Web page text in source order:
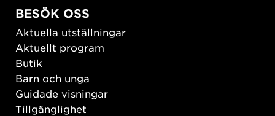
BESÖK OSS
Aktuella utställningar
Aktuellt program
Butik
Barn och unga
Guidade visningar
Tillgänglighet